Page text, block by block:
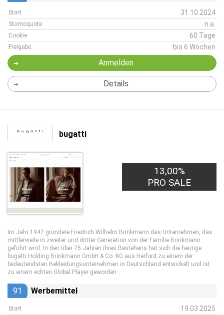
Start 31.10.2024
Stornoquote n.a.
Cookie 60 Tage
Freigabe bis 6 Wochen
Anmelden
Details
bugatti
13,00%
PRO SALE
Im Jahr 1947 gründete Friedrich Wilhelm Brinkmann das Unternehmen, das
mittlerweile in zweiter und dritter Generation von der Familie Brinkmann
geführt wird. In den über 75 Jahren ihres Bestehens hat sich die heutige
bugatti Holding Brinkmann GmbH & Co. KG aus Herford zu einem der
bedeutendsten Bekleidungsunternehmen in Deutschland entwickelt und ist
zu einem echten Global Player geworden
91 Werbemittel
Start 19.03.2025